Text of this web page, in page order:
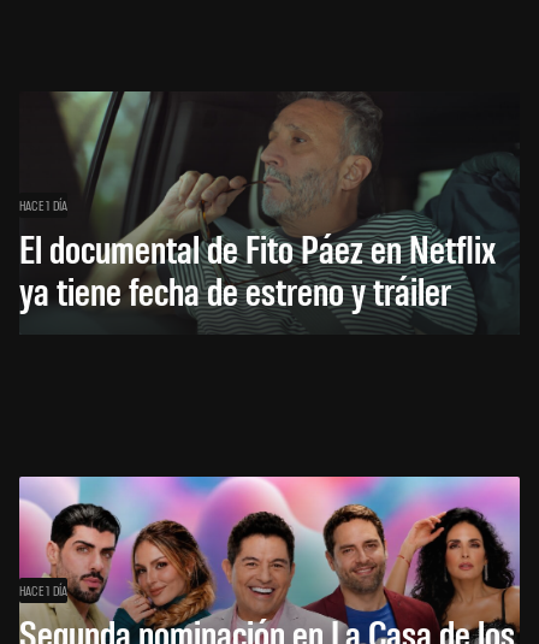
HACE 1 DÍA
El documental de Fito Páez en Netflix
ya tiene fecha de estreno y tráiler
HACE 1 DÍA
Segunda nominación en La Casa de los